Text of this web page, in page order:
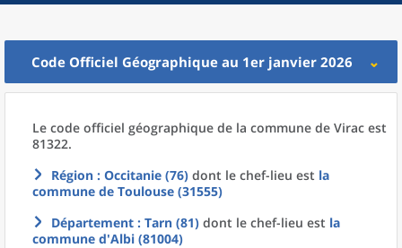
Code Officiel Géographique au 1er janvier 2026
Le code officiel géographique de la commune de Virac est
81322.
Région : Occitanie (76) dont le chef-lieu est la
commune de Toulouse (31555)
Département : Tarn (81) dont le chef-lieu est la
commune d'Albi (81004)